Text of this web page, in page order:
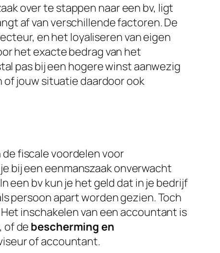
over te stappen naar een bv, ligt
af van verschillende factoren. De
en het loyaliseren van eigen
het exacte bedrag van het
pas bij een hogere winst aanwezig
of jouw situatie daardoor ook
fiscale voordelen voor
bij een eenmanszaak onverwacht
een bv kun je het geld dat in je bedrijf
persoon apart worden gezien. Toch
inschakelen van een accountant is
of de bescherming en
of accountant.